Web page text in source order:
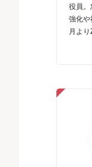
役員
強化
月より